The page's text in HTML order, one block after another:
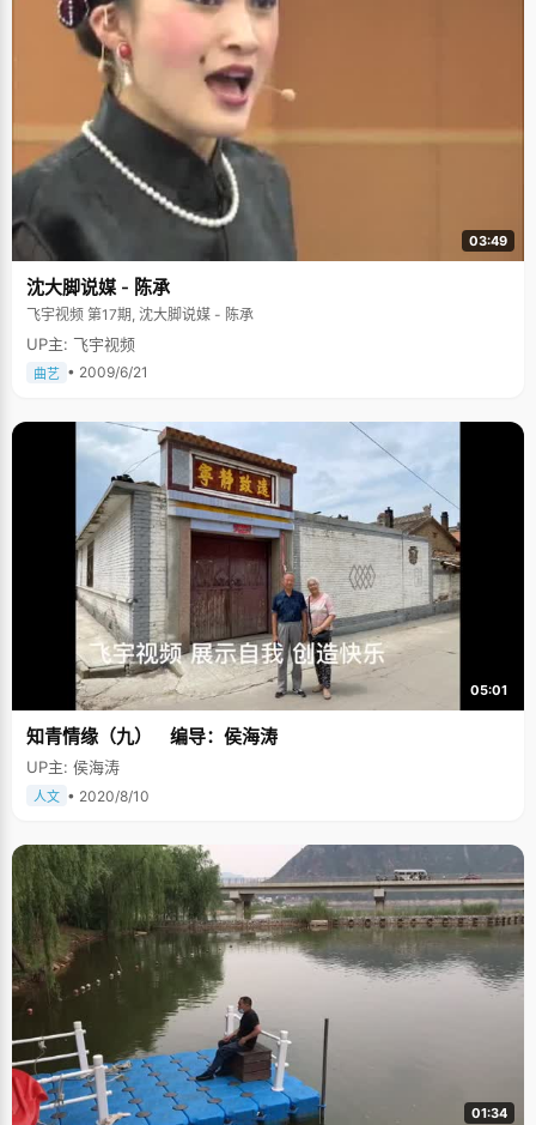
03:49
沈大脚说媒 - 陈承
飞宇视频 第17期, 沈大脚说媒 - 陈承
UP主: 飞宇视频
曲艺 • 2009/6/21
05:01
知青情缘（九） 编导：侯海涛
UP主: 侯海涛
人文 • 2020/8/10
01:34